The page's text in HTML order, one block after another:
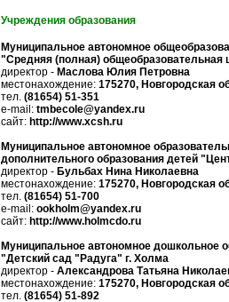
Учреждения образования
Муниципальное автономное
"Средняя (полная) общеобразовательная
директор - Маслова Юлия Петровна
местонахождение: 175270, Новгородская
тел. (81654) 51-351
e-mail: tmbecole@yandex.ru
сайт: http://www.xcsh.ru
Муниципальное автономное
дополнительного образования детей
директор - Бульбах Нина Николаевна
местонахождение: 175270, Новгородская
тел. (81654) 51-700
e-mail: ookholm@yandex.ru
сайт: http://www.holmcdo.ru
Муниципальное автономное дошкольное
"Детский сад "Радуга" г. Холма
директор - Александрова Татьяна
местонахождение: 175270, Новгородская
тел. (81654) 51-892